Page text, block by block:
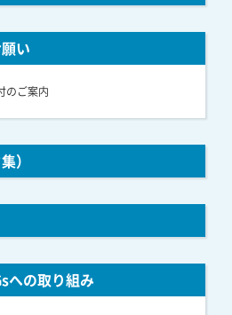
い
のご案内
）
の取り組み